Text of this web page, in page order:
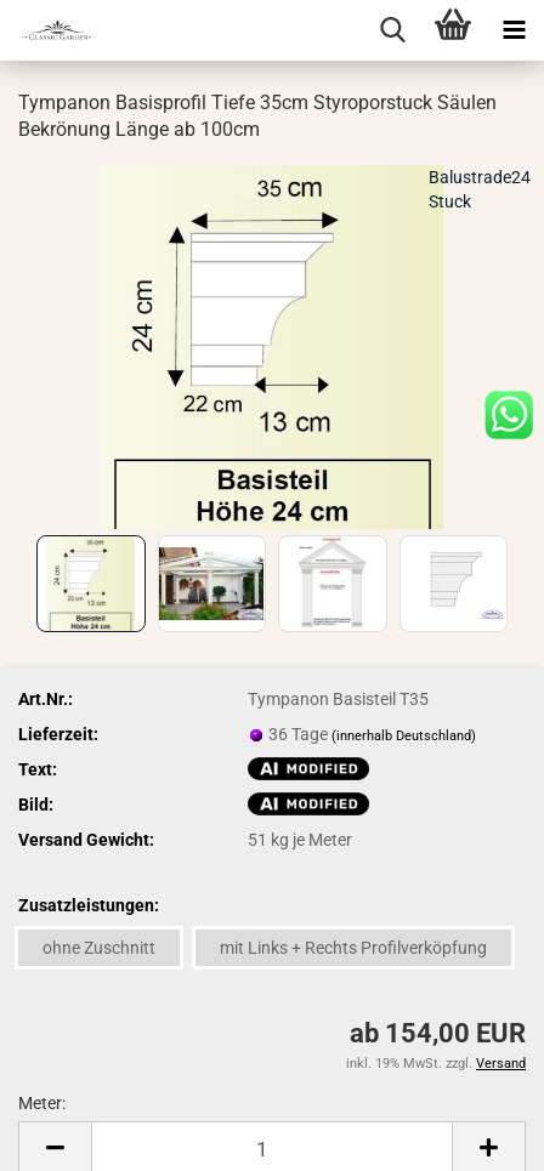
Tym­panon Ba­sis­pro­fil Tiefe 35cm Sty­ro­por­stuck Säu­len
Be­krö­nung Länge ab 100cm
Balustrade24
Stuck
Art.Nr.:
Tympanon Basisteil T35
Lieferzeit:
36 Tage(innerhalb Deutschland)
Text:
Bild:
Versand Gewicht:
51 kg je Meter
Zusatzleistungen:
ohne Zuschnitt mit Links + Rechts Profilverköpfung
ab 154,00 EUR
inkl. 19% MwSt. zzgl. Versand
Meter: